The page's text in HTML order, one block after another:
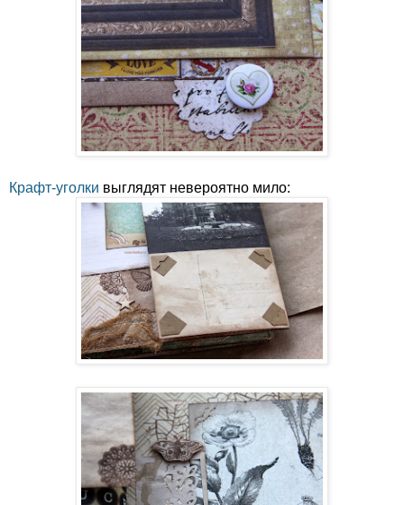
Крафт-уголки выглядят невероятно мило: